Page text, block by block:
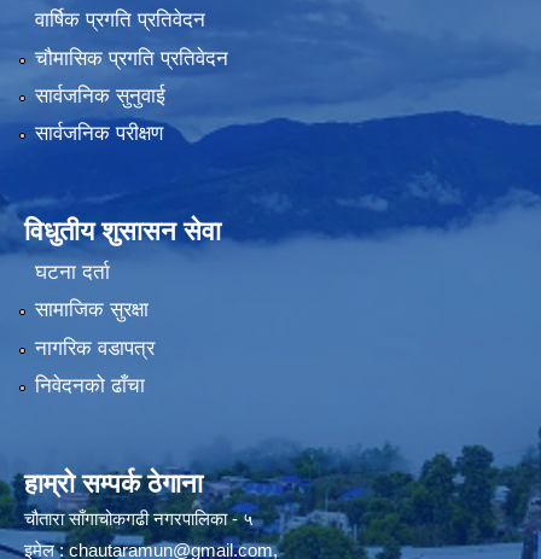
वार्षिक प्रगति प्रतिवेदन
चौमासिक प्रगति प्रतिवेदन
सार्वजनिक सुनुवाई
सार्वजनिक परीक्षण
विधुतीय शुसासन सेवा
घटना दर्ता
सामाजिक सुरक्षा
नागरिक वडापत्र
निवेदनको ढाँचा
हाम्रो सम्पर्क ठेगाना
चौतारा साँगाचोकगढी नगरपालिका - ५
इमेल :chautaramun@gmail.com,